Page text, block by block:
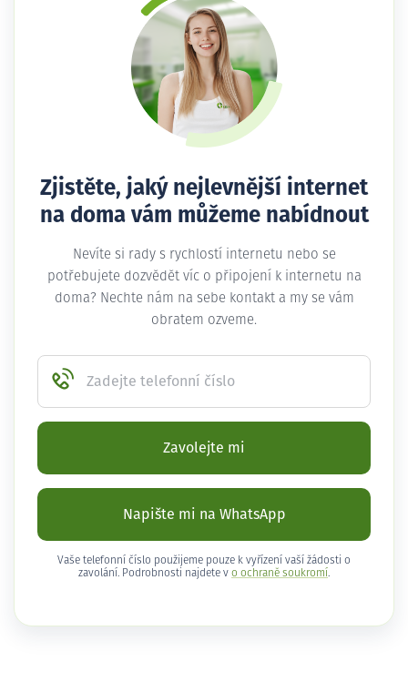
Zjistěte, jaký nejlevnější internet
na doma vám můžeme nabídnout
Nevíte si rady s rychlostí internetu nebo se
potřebujete dozvědět víc o připojení k internetu na
doma? Nechte nám na sebe kontakt a my se vám
obratem ozveme.
Zadejte telefonní číslo
Zavolejte mi
Napište mi na WhatsApp
Vaše telefonní číslo použijeme pouze k vyřízení vaší žádosti o
zavolání. Podrobnosti najdete v o ochraně soukromí .